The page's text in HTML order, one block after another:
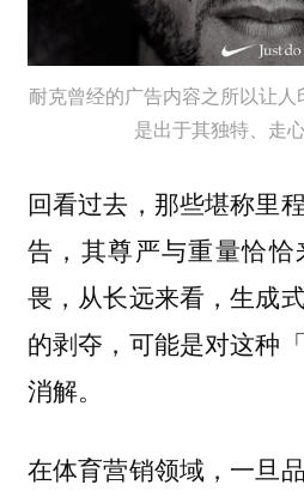
耐克曾经的广告内容之所以让
是出于其独特、走
回看过去，那些堪称里
告，其尊严与重量恰
畏，从长远来看，生成
的剥夺，可能是对这种
消解。
在体育营销领域，一旦